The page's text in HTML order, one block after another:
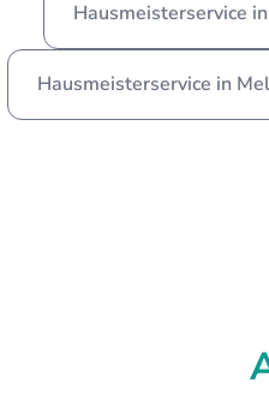
Hausmeisterservice
Hausmeisterservice in